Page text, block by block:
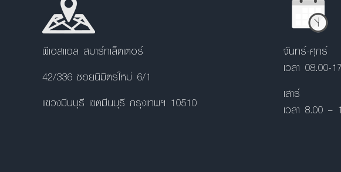
พีเอสแอล สมาร์ทเล็ตเตอร์
42/336 ซอยนิมิตรใหม่ 6/1
แขวงมีนบุรี เขตมีนบุรี กรุงเทพฯ 10510
จันทร์-ศุกร์
เวลา 08.00-
เสาร์
เวลา 8.00 –